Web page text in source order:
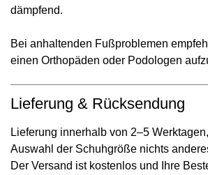
dämpfend.
Bei anhaltenden Fußproblemen
einen Orthopäden oder Podologen
Lieferung & Rücksendung
Lieferung innerhalb von 2–5
Auswahl der Schuhgröße nichts
Der Versand ist kostenlos und Ihre